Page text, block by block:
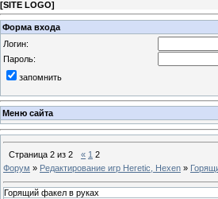
[SITE LOGO]
Форма входа
Логин:
Пароль:
запомнить
Меню сайта
Страница 2 из 2 « 1 2
Форум » Редактирование игр Heretic, Hexen »
Горящий факел в руках